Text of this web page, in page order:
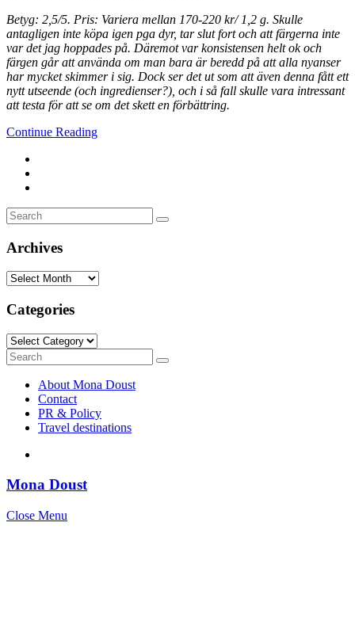
Betyg: 2,5/5. Pris: Variera mellan 170-220 kr/ 1,2 g. Skulle
antagligen inte köpa igen pga dyr, tar slut fort och att färgerna inte
var det jag hoppades på. Däremot var konsistensen helt ok och
färgen går att använda om man bara är beredd på att alla nyanser
har mycket skimmer i sig. Dock ser det ut som att även denna fått ett
nytt utseende (och ingredienser?), och i så fall skulle vara intressant
att testa för att se om det skett en förbättring.
Continue Reading
Search
for:
Search
Archives
Archives
Categories
Categories
Search
for:
Search
About Mona Doust
Contact
PR & Policy
Travel destinations
Mona Doust
Close Menu